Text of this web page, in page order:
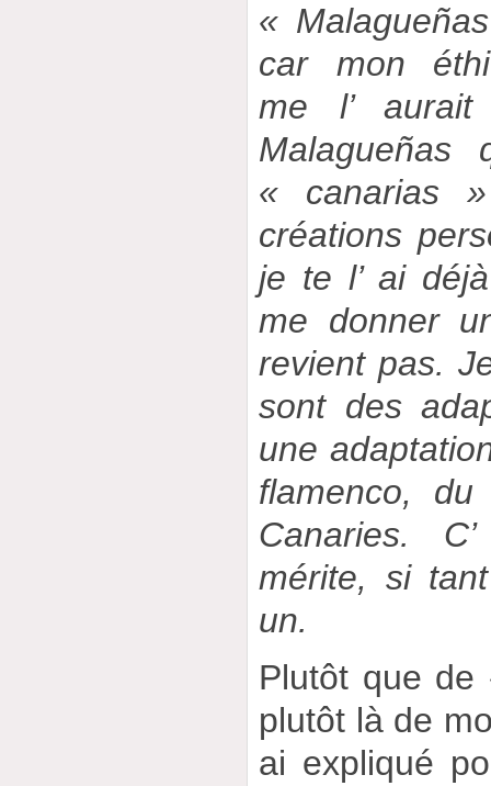
«
car mon
me l’
Malagueñas
« canarias
créations
je te l’ ai
me donner
revient pas.
sont des
une
flamenco,
Canaries.
mérite, si
un.
Plutôt que de
plutôt là de
ai expliqué